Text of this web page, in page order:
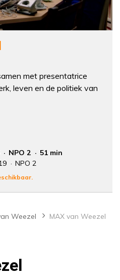
met presentatrice
leven en de politiek van
NPO 2
51 min
NPO 2
Weezel MAX van Weezel